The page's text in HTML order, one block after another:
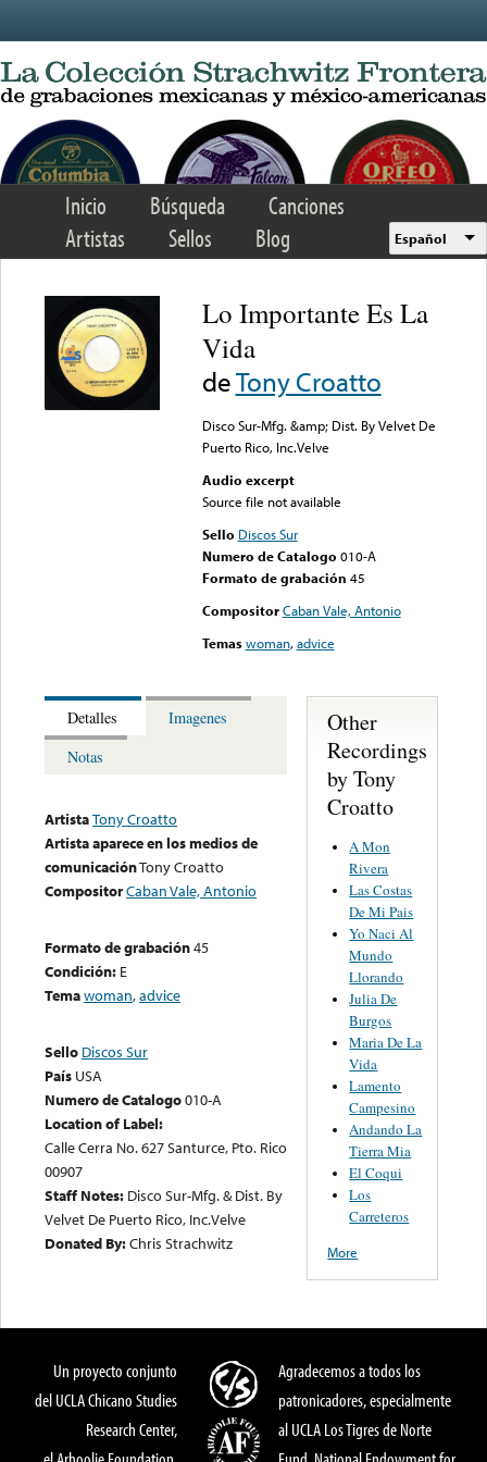
Inicio Búsqueda
Canciones
Artistas
Sellos Blog Español
Lo Importante Es La
Vida
deTony Croatto
Disco Sur-Mfg. &amp; Dist. By Velvet De
Puerto Rico, Inc.Velve
Audio excerpt
Source file not available
Sello Discos Sur
Numero de Catalogo 010-A
Formato de grabación 45
Compositor Caban Vale, Antonio
Temas woman,advice
Detalles
Imagenes
Notas
ArtistaTony Croatto
Artista aparece en los medios de
comunicaciónTony Croatto
CompositorCaban Vale, Antonio
Formato de grabación45
Condición: E
Temawoman,advice
Sello Discos Sur
País USA
Numero de Catalogo010-A
Location of Label:
Calle Cerra No. 627 Santurce, Pto. Rico
00907
Staff Notes: Disco Sur-Mfg. & Dist. By
Velvet De Puerto Rico, Inc.Velve
Donated By:Chris Strachwitz
Other
Recordings
by Tony
Croatto
A Mon
Rivera
Las Costas
De Mi Pais
Yo Naci Al
Mundo
Llorando
Julia De
Burgos
Maria De La
Vida
Lamento
Campesino
Andando La
Tierra Mia
El Coqui
Los
Carreteros
More
Un proyecto conjunto
del UCLA Chicano Studies
Research Center,
Agradecemos a todos los
patronicadores, especialmente
al UCLA Los Tigres de Norte